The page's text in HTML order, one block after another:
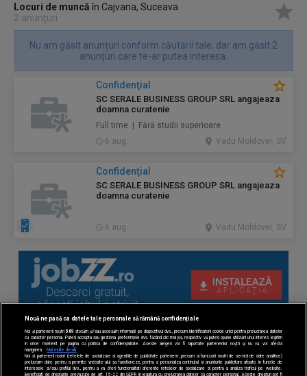
Locuri de muncăîn Cajvana, Suceava
2 anunțuri
Nu am găsit anunțuri conform căutării tale, dar am găsit 2
anunțuri care te-ar putea interesa.
Confidenţial
SC SERALE BUSINESS GROUP SRL angajeaza
doamna curatenie
Full time | Fără studii superioare
6 aug.
Vadu Moldovei, SV
Confidenţial
SC SERALE BUSINESS GROUP SRL angajeaza
doamna curatenie
6 aug. Vadu Moldovei, SV
Nouă ne pasă ca datele tale personale să rămână confidențiale
Noi și partenerii noștri 589 stocăm și/sau accesăm informații pe dispozitivul dvs., precum identificatorii cookie unici pentru prelucrarea datelor
cu caracter personal. Puteți accepta sau gestiona preferințele dvs. făcând clic mai jos, respectiv vă puteți opune utilizării unui interes legitim
în orice moment pe pagina cu politica de confidențialitate. Aceste alegeri vor fi raportate partenerilor noștri și nu vă vor afecta
navigarea.
Mai multe detalii
Noi si partenerii nostri (retelele de socializare si agentiile de publicitate partenere, precum si furnizorii nostri de servicii de date analitice)
prelucram date pentru a permite website-ului sa functioneze, pentru a personaliza continutul si anunturile publicitare afisate in functie de
interesele si/sau profilul dvs., pentru a va oferi functionalitati aferente retelelor de socializare si pentru a analiza traficul pe website.
Beneficiati de drepturile prevazute de art. 15-22 din GDPR in legatura cu prelucrarea datelor cu caracter personal. Aceste drepturi pot fi